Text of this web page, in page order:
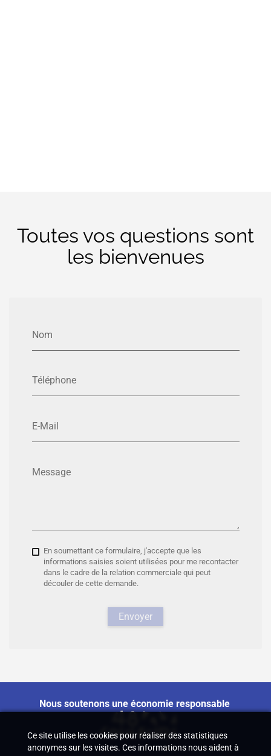
Toutes vos questions sont
les bienvenues
Nom
Téléphone
E-Mail
Message
En soumettant ce formulaire, j'accepte que les
informations saisies soient utilisées pour me recontacter
dans le cadre de la relation commerciale qui peut
découler de cette demande.
Envoyer
Nous soutenons une économie responsable
Ce site utilise les cookies pour réaliser des statistiques
anonymes sur les visites. Ces informations nous aident à